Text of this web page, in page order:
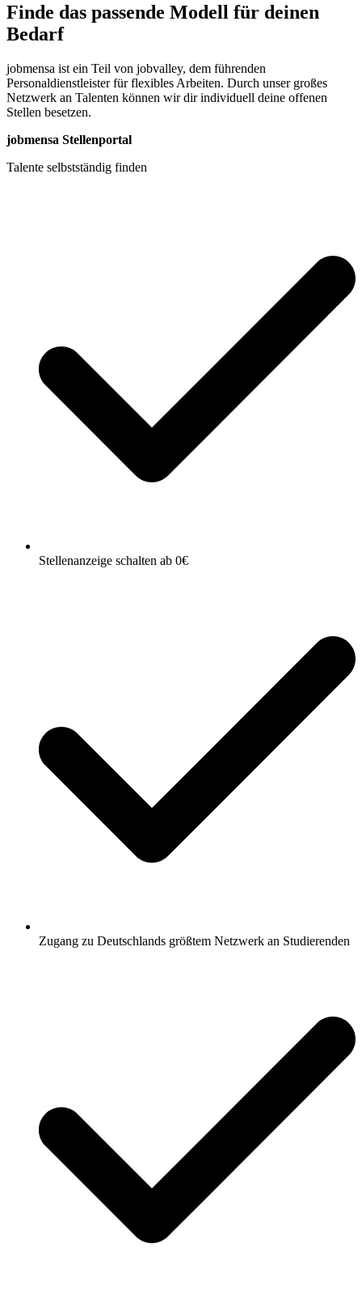
Finde das passende Modell für deinen
Bedarf
jobmensa ist ein Teil von jobvalley, dem führenden
Personaldienstleister für flexibles Arbeiten. Durch unser großes
Netzwerk an Talenten können wir dir individuell deine offenen
Stellen besetzen.
jobmensa Stellenportal
Talente selbstständig finden
Stellenanzeige schalten ab 0€
Zugang zu Deutschlands größtem Netzwerk an Studierenden